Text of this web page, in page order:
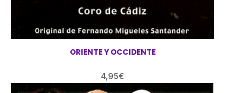
ORIENTE Y OCCIDENTE
4,95€